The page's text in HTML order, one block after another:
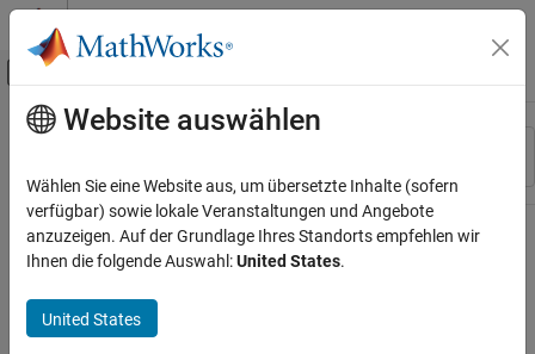
Weiter zum Inhalt
Umschaltung für Off-Canvas-
Ressource
Hauptinhalt
Website auswählen
Wählen Sie eine Website aus, um übersetzte Inhalte (sofern
verfügbar) sowie lokale Veranstaltungen und Angebote
anzuzeigen. Auf der Grundlage Ihres Standorts empfehlen wir
Ihnen die folgende Auswahl:United States.
United States